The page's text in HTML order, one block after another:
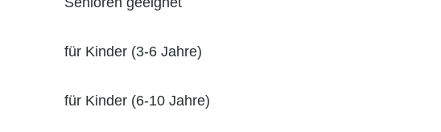
für Kinder (3-6 Jahre)
für Kinder (6-10 Jahre)